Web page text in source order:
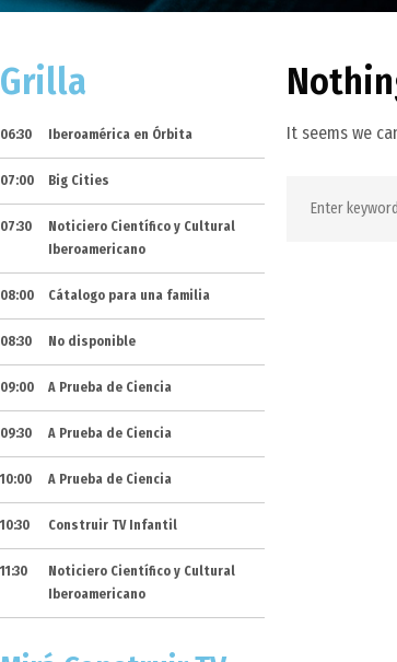
Grilla
06:30 Iberoamérica en Órbita
07:00 Big Cities
07:30
Noticiero Científico y Cultural
Iberoamericano
08:00 Cátalogo para una familia
08:30 No disponible
09:00 A Prueba de Ciencia
09:30 A Prueba de Ciencia
10:00 A Prueba de Ciencia
10:30 Construir TV Infantil
11:30
Noticiero Científico y Cultural
Iberoamericano
It seems we